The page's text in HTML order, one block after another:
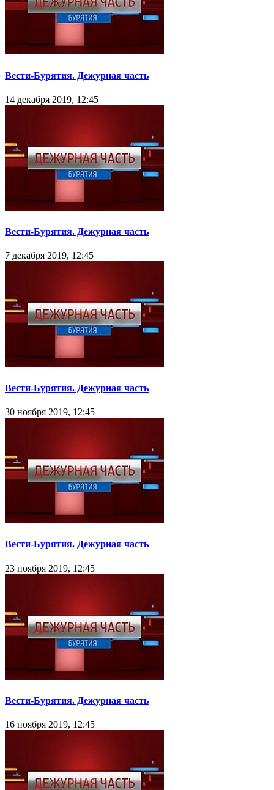
Вести-Бурятия. Дежурная часть
14 декабря 2019, 12:45
Вести-Бурятия. Дежурная часть
7 декабря 2019, 12:45
Вести-Бурятия. Дежурная часть
30 ноября 2019, 12:45
Вести-Бурятия. Дежурная часть
23 ноября 2019, 12:45
Вести-Бурятия. Дежурная часть
16 ноября 2019, 12:45